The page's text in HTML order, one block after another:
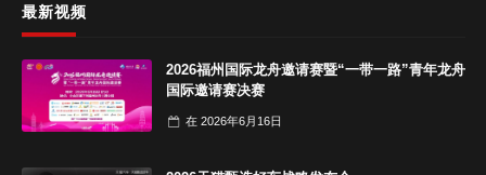
最新视频
2026福州国际龙舟邀请赛暨“一带一路”青年龙舟
国际邀请赛决赛
在 2026年6月16日